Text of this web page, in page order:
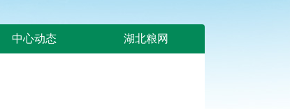
中心动态 湖北粮网